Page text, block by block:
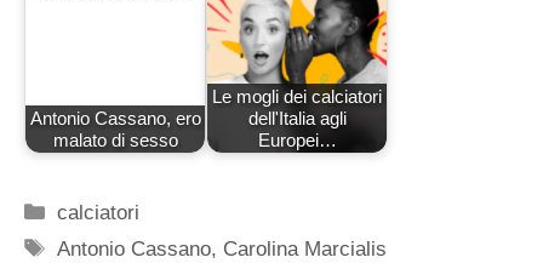
Antonio Cassano, ero
malato di sesso
Le mogli dei calciatori
dell'Italia agli
Europei…
Categorie
calciatori
Tag
Antonio Cassano, Carolina Marcialis